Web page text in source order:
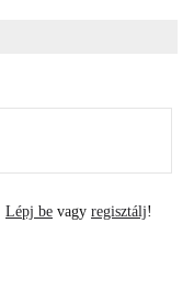
Lépj be vagy regisztálj!